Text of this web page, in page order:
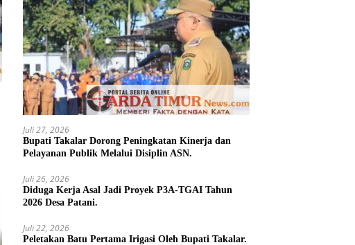
Juli 27, 2026
Bupati Takalar Dorong Peningkatan Kinerja dan
Pelayanan Publik Melalui Disiplin ASN.
Juli 26, 2026
Diduga Kerja Asal Jadi Proyek P3A-TGAI Tahun
2026 Desa Patani.
Juli 22, 2026
Peletakan Batu Pertama Irigasi Oleh Bupati Takalar.